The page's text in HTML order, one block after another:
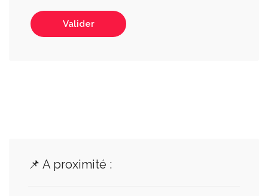
Valider
📌 A proximité :